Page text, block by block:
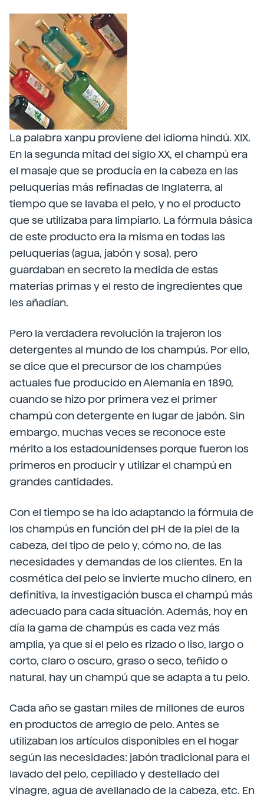
La palabra xanpu proviene del idioma hindú. XIX.
En la segunda mitad del siglo XX, el champú era
el masaje que se producía en la cabeza en las
peluquerías más refinadas de Inglaterra, al
tiempo que se lavaba el pelo, y no el producto
que se utilizaba para limpiarlo. La fórmula básica
de este producto era la misma en todas las
peluquerías (agua, jabón y sosa), pero
guardaban en secreto la medida de estas
materias primas y el resto de ingredientes que
les añadían.
Pero la verdadera revolución la trajeron los
detergentes al mundo de los champús. Por ello,
se dice que el precursor de los champúes
actuales fue producido en Alemania en 1890,
cuando se hizo por primera vez el primer
champú con detergente en lugar de jabón. Sin
embargo, muchas veces se reconoce este
mérito a los estadounidenses porque fueron los
primeros en producir y utilizar el champú en
grandes cantidades.
Con el tiempo se ha ido adaptando la fórmula de
los champús en función del pH de la piel de la
cabeza, del tipo de pelo y, cómo no, de las
necesidades y demandas de los clientes. En la
cosmética del pelo se invierte mucho dinero, en
definitiva, la investigación busca el champú más
adecuado para cada situación. Además, hoy en
día la gama de champús es cada vez más
amplia, ya que si el pelo es rizado o liso, largo o
corto, claro o oscuro, graso o seco, teñido o
natural, hay un champú que se adapta a tu pelo.
Cada año se gastan miles de millones de euros
en productos de arreglo de pelo. Antes se
utilizaban los artículos disponibles en el hogar
según las necesidades: jabón tradicional para el
lavado del pelo, cepillado y destellado del
vinagre, agua de avellanado de la cabeza, etc. En